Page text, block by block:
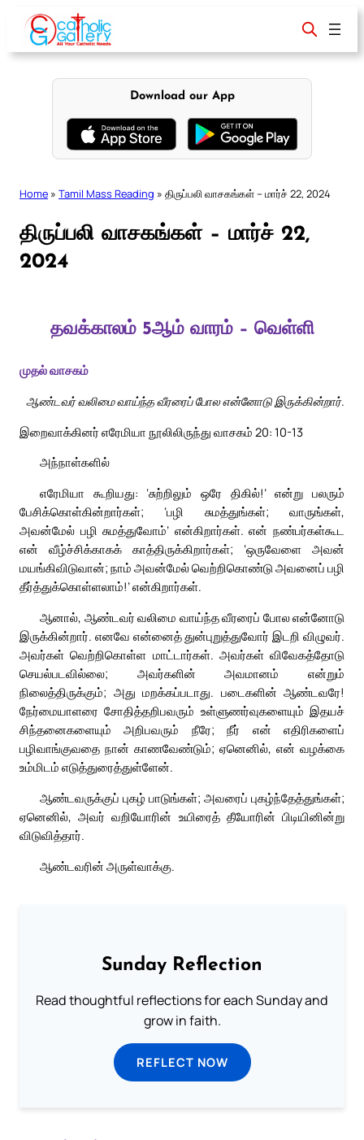
content
Download our App
Home » Tamil Mass Reading » திருப்பலி வாசகங்கள் – மார்ச் 22, 2024
திருப்பலி வாசகங்கள் – மார்ச் 22,
2024
தவக்காலம் 5ஆம் வாரம் – வெள்ளி
முதல் வாசகம்
ஆண்டவர் வலிமை வாய்ந்த வீரரைப் போல என்னோடு இருக்கின்றார்.
இறைவாக்கினர் எரேமியா நூலிலிருந்து வாசகம் 20: 10-13
அந்நாள்களில்
எரேமியா கூறியது: ‘சுற்றிலும் ஒரே திகில்!’ என்று பலரும்
பேசிக்கொள்கின்றார்கள்; ‘பழி சுமத்துங்கள்; வாருங்கள்,
அவன்மேல் பழி சுமத்துவோம்’ என்கிறார்கள். என் நண்பர்கள்கூட
என் வீழ்ச்சிக்காகக் காத்திருக்கிறார்கள்; ‘ஒருவேளை அவன்
மயங்கிவிடுவான்; நாம் அவன்மேல் வெற்றிகொண்டு அவனைப் பழி
தீர்த்துக்கொள்ளலாம்!’ என்கிறார்கள்.
ஆனால், ஆண்டவர் வலிமை வாய்ந்த வீரரைப் போல என்னோடு
இருக்கின்றார். எனவே என்னைத் துன்புறுத்துவோர் இடறி விழுவர்.
அவர்கள் வெற்றிகொள்ள மாட்டார்கள். அவர்கள் விவேகத்தோடு
செயல்படவில்லை; அவர்களின் அவமானம் என்றும்
நிலைத்திருக்கும்; அது மறக்கப்படாது. படைகளின் ஆண்டவரே!
நேர்மையாளரை சோதித்தறிபவரும் உள்ளுணர்வுகளையும் இதயச்
சிந்தனைகளையும் அறிபவரும் நீரே; நீர் என் எதிரிகளைப்
பழிவாங்குவதை நான் காணவேண்டும்; ஏனெனில், என் வழக்கை
உம்மிடம் எடுத்துரைத்துள்ளேன்.
ஆண்டவருக்குப் புகழ் பாடுங்கள்; அவரைப் புகழ்ந்தேத்துங்கள்;
ஏனெனில், அவர் வறியோரின் உயிரைத் தீயோரின் பிடியினின்று
விடுவித்தார்.
ஆண்டவரின் அருள்வாக்கு.
Sunday Reflection
Read thoughtful reflections for each Sunday and
grow in faith.
REFLECT NOW